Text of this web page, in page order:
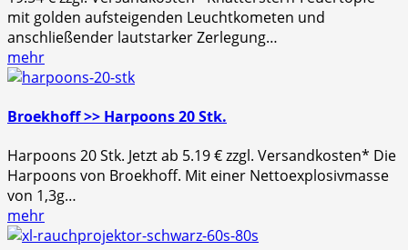
mit golden aufsteigenden Leuchtkometen und
anschließender lautstarker Zerlegung…
mehr
Broekhoff >> Harpoons 20 Stk.
Harpoons 20 Stk. Jetzt ab 5.19 € zzgl. Versandkosten* Die
Harpoons von Broekhoff. Mit einer Nettoexplosivmasse
von 1,3g…
mehr